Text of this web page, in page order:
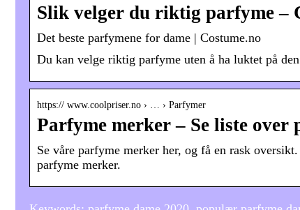
Slik velger du riktig parfyme –
Det beste parfymene for dame | Costume.no
Du kan velge riktig parfyme uten å ha luktet på
https:// www.coolpriser.no › … › Parfymer
Parfyme merker – Se liste
Se våre parfyme merker her, og få en rask
parfyme merker.